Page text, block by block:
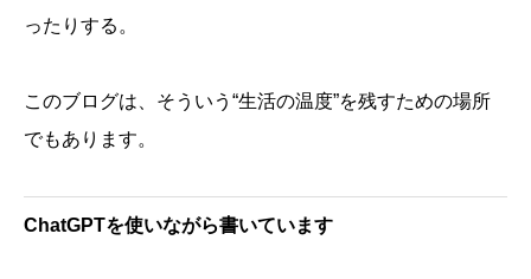
ったりする。
このブログは、そういう“生活の温度”を残すための場所
でもあります。
ChatGPTを使いながら書いています